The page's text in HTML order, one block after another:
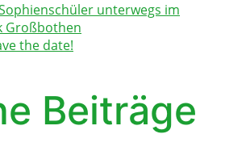
unterwegs im
Großbothen
the date!
Beiträge